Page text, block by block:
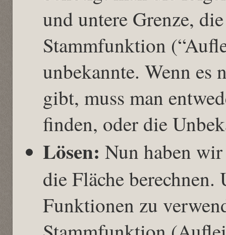
und untere Grenze,
Stammfunktion
unbekannte. Wenn es
gibt, muss man
finden, oder die
Lösen: Nun haben
die Fläche
Funktionen zu